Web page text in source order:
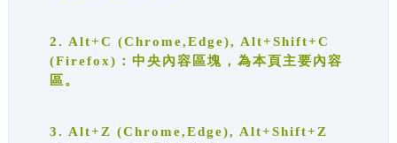
2. Alt+C (Chrome,Edge), Alt+Shift+C
(Firefox)：中央內容區塊，為本頁主要內容
區。
3. Alt+Z (Chrome,Edge), Alt+Shift+Z